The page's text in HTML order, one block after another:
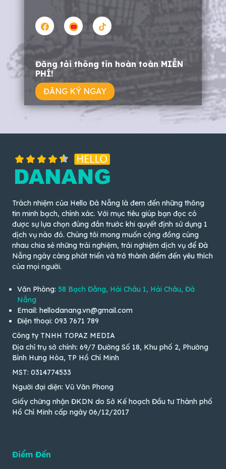
Đăng tải thông tin hoàn toàn MIỄN
PHÍ!
ĐĂNG KÝ NGAY
Trách nhiệm của Hello Đà Nẵng là đem đến những thông
tin minh bạch, chính xác. Với mục tiêu giúp bạn đọc có
được sự lựa chọn đúng đắn trước khi quyết định sử dụng 1
dịch vụ nào đó. Chúng tôi mong muốn cộng đồng cùng
nhau chia sẻ những trải nghiệm, trải nghiệm dịch vụ để Đà
Nẵng ngày càng phát triển và trở thành điểm đến yêu thích
của mọi người.
Văn Phòng: 58 Bạch Đằng, Hải Châu 1, Hải Châu, Đà
Nẵng
Email: hellodanang.vn@gmail.com
Điện thoại: 093 7671 789
Công ty TNHH TOPAZ MEDIA
Địa chỉ trụ sở chính: 69/7 Đường Số 18, Khu phố 2, Phường
Bình Hưng Hòa, TP Hồ Chí Minh
MST: 0314774533
Người đại diện: Vũ Văn Phong
Giấy chứng nhận ĐKDN do Sở Kế hoạch Đầu tư Thành phố
Hồ Chí Minh cấp ngày 06/12/2017
Điểm Đến